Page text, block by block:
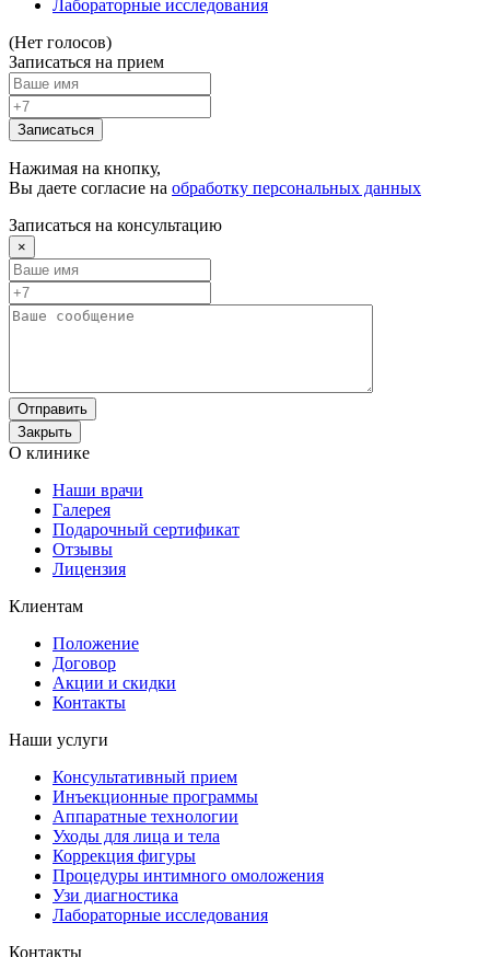
Лабораторные исследования
(Нет голосов)
Записаться на прием
Записаться
Нажимая на кнопку,
Вы даете согласие на обработку персональных данных
Записаться на консультацию
×
Отправить
Закрыть
О клинике
Наши врачи
Галерея
Подарочный сертификат
Отзывы
Лицензия
Клиентам
Положение
Договор
Акции и скидки
Контакты
Наши услуги
Консультативный прием
Инъекционные программы
Аппаратные технологии
Уходы для лица и тела
Коррекция фигуры
Процедуры интимного омоложения
Узи диагностика
Лабораторные исследования
Контакты